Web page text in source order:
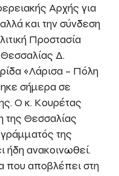
Αρχής για
και την σύνδεση
Προστασία
Δ.
«Λάρισα – Πόλη
σήμερα σε
Ο κ. Κουρέτας
της Θεσσαλίας
της
ήδη ανακοινωθεί.
που αποβλέπει στη